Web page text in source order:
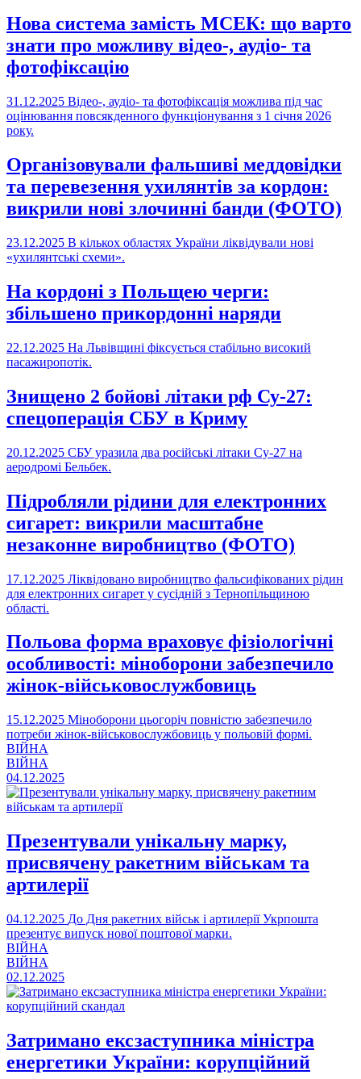
Нова система замість МСЕК: що варто
знати про можливу відео-, аудіо- та
фотофіксацію
31.12.2025 Відео-, аудіо- та фотофіксація можлива під час
оцінювання повсякденного функціонування з 1 січня 2026
року.
Організовували фальшиві меддовідки
та перевезення ухилянтів за кордон:
викрили нові злочинні банди (ФОТО)
23.12.2025 В кількох областях України ліквідували нові
«ухилянтські схеми».
На кордоні з Польщею черги:
збільшено прикордонні наряди
22.12.2025 На Львівщині фіксується стабільно високий
пасажиропотік.
Знищено 2 бойові літаки рф Су-27:
спецоперація СБУ в Криму
20.12.2025 СБУ уразила два російські літаки Су-27 на
аеродромі Бельбек.
Підробляли рідини для електронних
сигарет: викрили масштабне
незаконне виробництво (ФОТО)
17.12.2025 Ліквідовано виробництво фальсифікованих рідин
для електронних сигарет у сусідній з Тернопільщиною
області.
Польова форма враховує фізіологічні
особливості: міноборони забезпечило
жінок-військовослужбовиць
15.12.2025 Міноборони цьогоріч повністю забезпечило
потреби жінок-військовослужбовиць у польовій формі.
ВІЙНА
ВІЙНА
04.12.2025
Презентували унікальну марку,
присвячену ракетним військам та
артилерії
04.12.2025 До Дня ракетних військ і артилерії Укрпошта
презентує випуск нової поштової марки.
ВІЙНА
ВІЙНА
02.12.2025
Затримано ексзаступника міністра
енергетики України: корупційний